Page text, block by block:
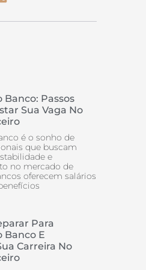
Banco: Passos
Sua Vaga No
é o sonho de
que buscam
e
no mercado de
oferecem salários
Para
Banco E
Carreira No